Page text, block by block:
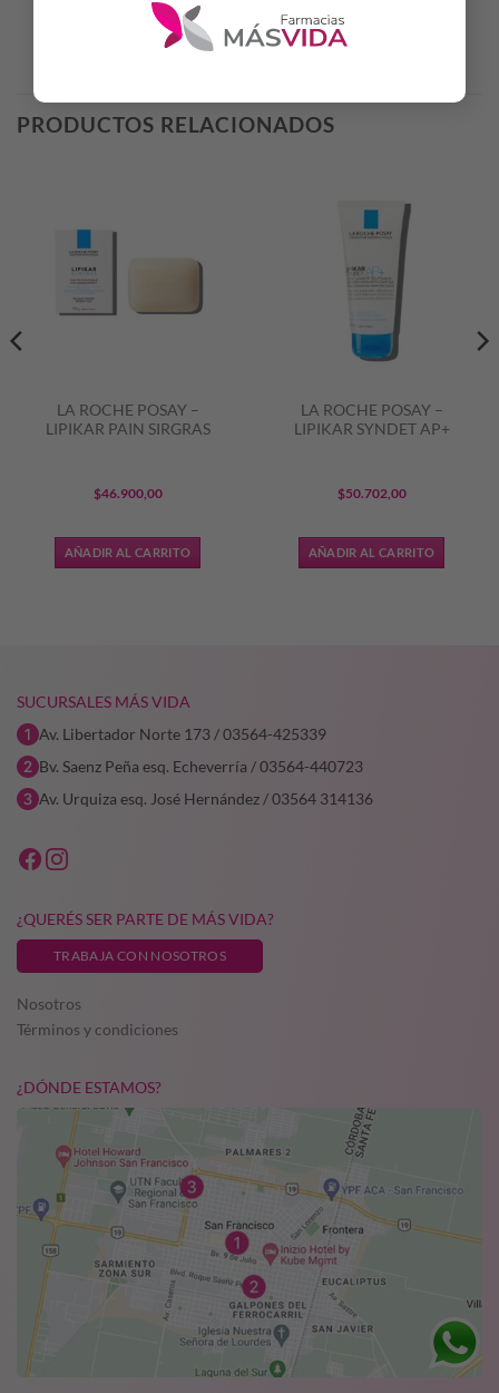
Productos Relacionados
PRODUCTOS RELACIONADOS
LA ROCHE POSAY –
LIPIKAR PAIN SIRGRAS
$46.900,00
AÑADIR AL CARRITO
LA ROCHE POSAY –
LIPIKAR SYNDET AP+
$50.702,00
AÑADIR AL CARRITO
SUCURSALES MÁS VIDA
Av. Libertador Norte 173 / 03564-425339
Bv. Saenz Peña esq. Echeverría / 03564-440723
Av. Urquiza esq. José Hernández / 03564 314136
¿QUERÉS SER PARTE DE MÁS VIDA?
TRABAJA CON NOSOTROS
Nosotros
Términos y condiciones
¿DÓNDE ESTAMOS?